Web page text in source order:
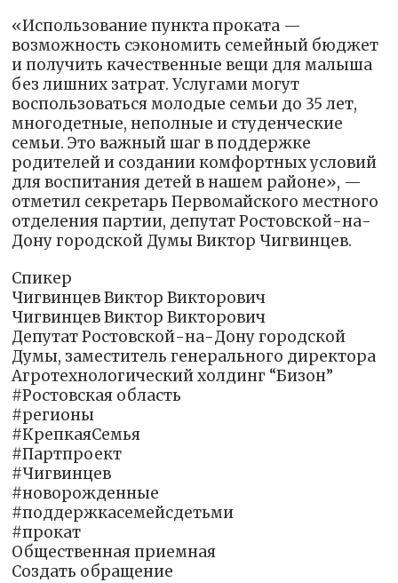
«Использование пункта проката —
возможность сэкономить семейный бюджет
и получить качественные вещи для малыша
без лишних затрат. Услугами могут
воспользоваться молодые семьи до 35 лет,
многодетные, неполные и студенческие
семьи. Это важный шаг в поддержке
родителей и создании комфортных условий
для воспитания детей в нашем районе», —
отметил секретарь Первомайского местного
отделения партии, депутат Ростовской-на-
Дону городской Думы Виктор Чигвинцев.
Спикер
Чигвинцев Виктор Викторович
Чигвинцев Виктор Викторович
Депутат Ростовской-на-Дону городской
Думы, заместитель генерального директора
Агротехнологический холдинг “Бизон”
#Ростовская область
#регионы
#КрепкаяСемья
#Партпроект
#Чигвинцев
#новорожденные
#поддержкасемейсдетьми
#прокат
Общественная приемная
Создать обращение